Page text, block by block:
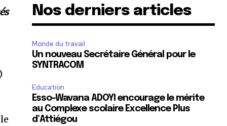
Nos derniers articles
Monde du travail
Un nouveau Secrétaire Général pour le
SYNTRACOM
Education
Esso-Wavana ADOYI encourage le mérite
au Complexe scolaire Excellence Plus
d’Attiégou